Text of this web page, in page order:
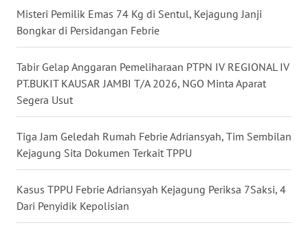
Misteri Pemilik Emas 74 Kg di Sentul, Kejagung Janji
Bongkar di Persidangan Febrie
Tabir Gelap Anggaran Pemeliharaan PTPN IV REGIONAL IV
PT.BUKIT KAUSAR JAMBI T/A 2026, NGO Minta Aparat
Segera Usut
Tiga Jam Geledah Rumah Febrie Adriansyah, Tim Sembilan
Kejagung Sita Dokumen Terkait TPPU
Kasus TPPU Febrie Adriansyah Kejagung Periksa 7Saksi, 4
Dari Penyidik Kepolisian
WN
WN
KALTENG
WN
KALTARA
WN
KALSEL